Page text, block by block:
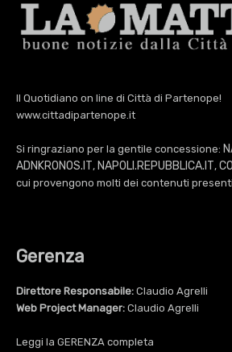
Il Quotidiano on line di Città di Partenope!
www.cittadipartenope.it
Si ringraziano per la gentile concessione:
ADNKRONOS.IT, NAPOLI.REPUBBLICA.IT,
cui provengono molti dei contenuti
Gerenza
Direttore Responsabile: Claudio Agrelli
Web Project Manager: Claudio Agrelli
Leggi la GERENZA completa